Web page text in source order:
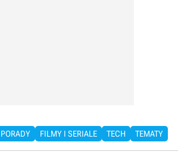
PORADY FILMY I SERIALE TECH TEMATY